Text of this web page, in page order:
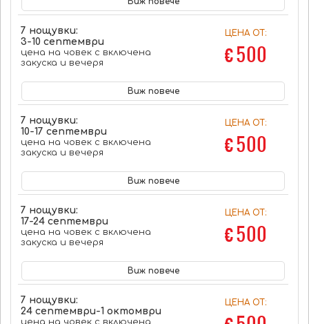
7 нощувки:
3-10 септември
цена на човек с включена
закуска и вечеря
ЦЕНА ОТ:
€ 500
Виж повече
7 нощувки:
10-17 септември
цена на човек с включена
закуска и вечеря
ЦЕНА ОТ:
€ 500
Виж повече
7 нощувки:
17-24 септември
цена на човек с включена
закуска и вечеря
ЦЕНА ОТ:
€ 500
Виж повече
7 нощувки:
24 септември-1 октомври
цена на човек с включена
ЦЕНА ОТ: